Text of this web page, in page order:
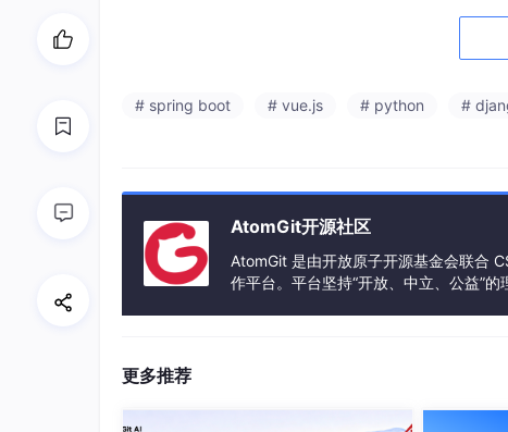
图
# spring boot # vue.js # python #
AtomGit开源社区
AtomGit 是由开放原子开源基金会联合
作平台。平台坚持“开放、中立、公益”
更多推荐